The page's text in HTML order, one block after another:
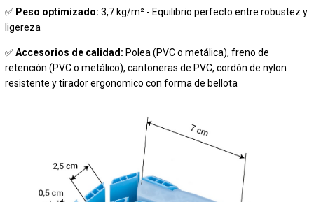
✅ Peso optimizado: 3,7 kg/m² - Equilibrio perfecto entre robustez y
ligereza
✅Accesorios de calidad: Polea (PVC o metálica), freno de
retención (PVC o metálico), cantoneras de PVC, cordón de nylon
resistente y tirador ergonomico con forma de bellota